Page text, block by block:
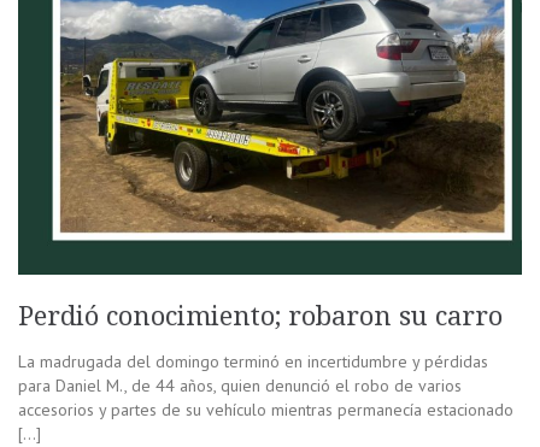
Perdió conocimiento; robaron su carro
La madrugada del domingo terminó en incertidumbre y pérdidas
para Daniel M., de 44 años, quien denunció el robo de varios
accesorios y partes de su vehículo mientras permanecía estacionado
[…]